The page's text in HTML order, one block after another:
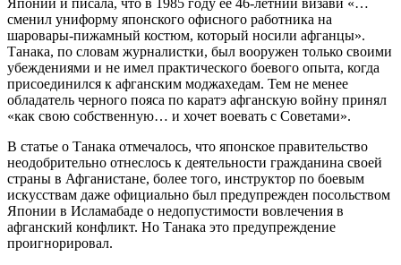
Японии и писала, что в 1985 году ее 46-летний визави «…
сменил униформу японского офисного работника на
шаровары-пижамный костюм, который носили афганцы».
Танака, по словам журналистки, был вооружен только своими
убеждениями и не имел практического боевого опыта, когда
присоединился к афганским моджахедам. Тем не менее
обладатель черного пояса по каратэ афганскую войну принял
«как свою собственную… и хочет воевать с Советами».
В статье о Танака отмечалось, что японское правительство
неодобрительно отнеслось к деятельности гражданина своей
страны в Афганистане, более того, инструктор по боевым
искусствам даже официально был предупрежден посольством
Японии в Исламабаде о недопустимости вовлечения в
афганский конфликт. Но Танака это предупреждение
проигнорировал.